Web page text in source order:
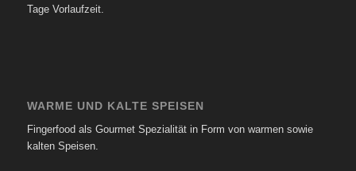
Tage Vorlaufzeit.
WARME UND KALTE SPEISEN
Fingerfood als Gourmet Spezialität in Form von warmen sowie
kalten Speisen.